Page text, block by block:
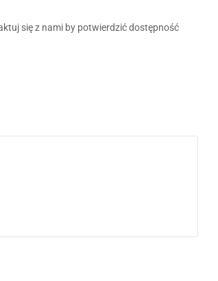
się z nami by potwierdzić dostępność